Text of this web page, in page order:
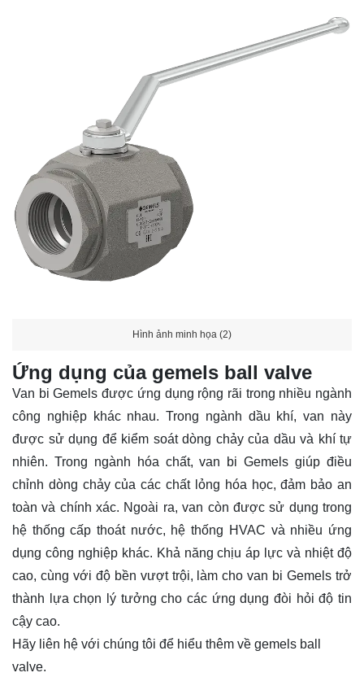
Hình ảnh minh họa (2)
Ứng dụng của gemels ball valve
Van bi Gemels được ứng dụng rộng rãi trong nhiều ngành
công nghiệp khác nhau. Trong ngành dầu khí, van này
được sử dụng để kiểm soát dòng chảy của dầu và khí tự
nhiên. Trong ngành hóa chất, van bi Gemels giúp điều
chỉnh dòng chảy của các chất lỏng hóa học, đảm bảo an
toàn và chính xác. Ngoài ra, van còn được sử dụng trong
hệ thống cấp thoát nước, hệ thống HVAC và nhiều ứng
dụng công nghiệp khác. Khả năng chịu áp lực và nhiệt độ
cao, cùng với độ bền vượt trội, làm cho van bi Gemels trở
thành lựa chọn lý tưởng cho các ứng dụng đòi hỏi độ tin
cậy cao.
Hãy liên hệ với chúng tôi để hiểu thêm về gemels ball
valve.